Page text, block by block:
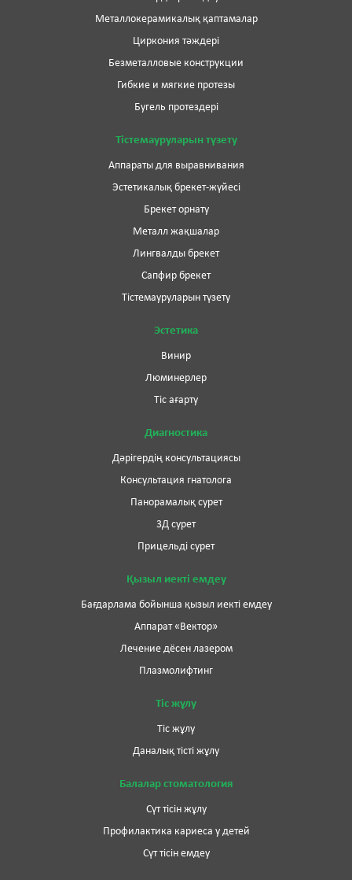
Металлокерамикалық қаптамалар
Циркония тәждері
Безметалловые конструкции
Гибкие и мягкие протезы
Бугель протездері
Тістемауруларын түзету
Аппараты для выравнивания
Эстетикалық брекет-жүйесі
Брекет орнату
Металл жақшалар
Лингвалды брекет
Сапфир брекет
Тістемауруларын түзету
Эстетика
Винир
Люминерлер
Тіс ағарту
Диагностика
Дәрігердің консультациясы
Консультация гнатолога
Панорамалық сурет
3Д сурет
Прицельді сурет
Қызыл иекті емдеу
Бағдарлама бойынша қызыл иекті емдеу
Аппарат «Вектор»
Лечение дёсен лазером
Плазмолифтинг
Тіс жұлу
Тіс жұлу
Даналық тісті жұлу
Балалар стоматология
Сүт тісін жұлу
Профилактика кариеса у детей
Сүт тісін емдеу